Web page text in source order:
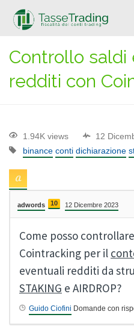
Controllo saldi
redditi con
1.94K views
12
binance conti dichiarazione
adwords 10 12 Dicembre 2023
Come posso
Cointracking per il
eventuali redditi da
STAKING e AIRDROP?
Guido Ciofini Domande con